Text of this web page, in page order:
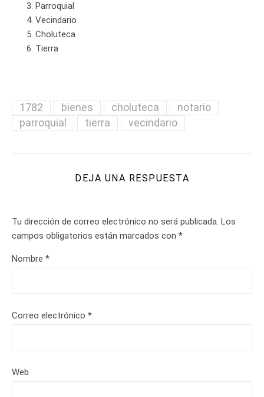
Parroquial
Vecindario
Choluteca
Tierra
1782 bienes choluteca
notario
parroquial
tierra vecindario
DEJA UNA RESPUESTA
Tu dirección de correo electrónico no será publicada. Los
campos obligatorios están marcados con *
Nombre *
Correo electrónico *
Web